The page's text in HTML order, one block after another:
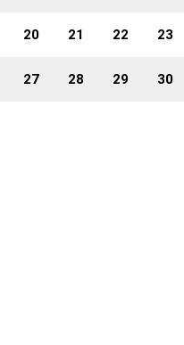
20 21 22 23
27 28 29 30